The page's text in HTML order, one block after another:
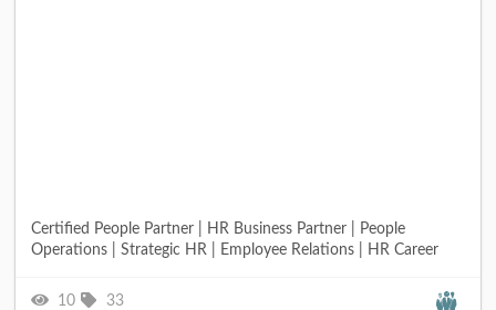
Certified People Partner | HR Business Partner | People
Operations | Strategic HR | Employee Relations | HR Career
10 33